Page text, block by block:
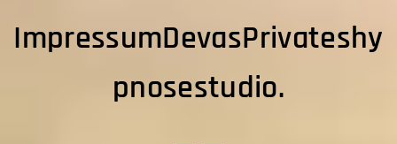
ImpressumDevasPrivateshy
pnosestudio.